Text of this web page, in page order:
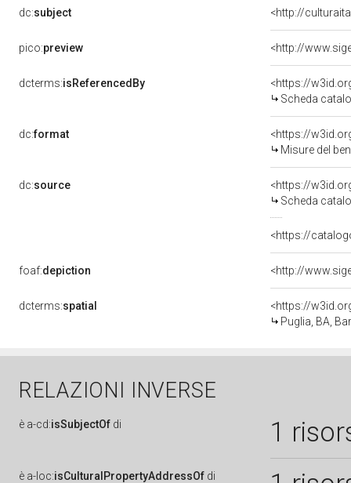
dc:subject <http://
pico:preview
dcterms:isReferencedBy
<https://
Scheda
dc:format
<https://
Misure del
dc:source
<https://
Scheda
<https://
foaf:depiction
dcterms:spatial
<https://
Puglia, BA,
RELAZIONI INVERSE
è a-cd:isSubjectOf di 1
è a-loc:isCulturalPropertyAddressOf di